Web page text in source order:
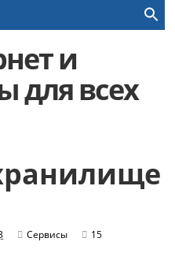
и
для всех
Сервисы
15